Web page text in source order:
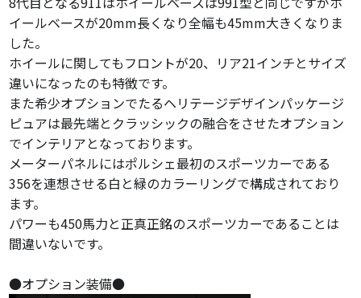
イールベースが20mm長くなり全幅も45mm大きくなりま
した。
ホイールに関してもフロントが20、リア21インチとサイズ
違いになったのも特徴です。
また希少オプションでたるヘリテージデザインパッケージ
ピュアは最先端とクラッシックの融合をさせたオプション
でインテリアとなっております。
メーターパネルにはポルシェ最初のスポーツカーである
356を連想させる白と緑のカラーリングで構成されており
ます。
パワーも450馬力と正真正銘のスポーツカーであることは
間違いないです。
●オプション装備●